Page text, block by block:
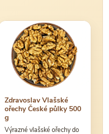
Zdravoslav Vlašské
ořechy České půlky 500
g
Výrazné vlašské ořechy do